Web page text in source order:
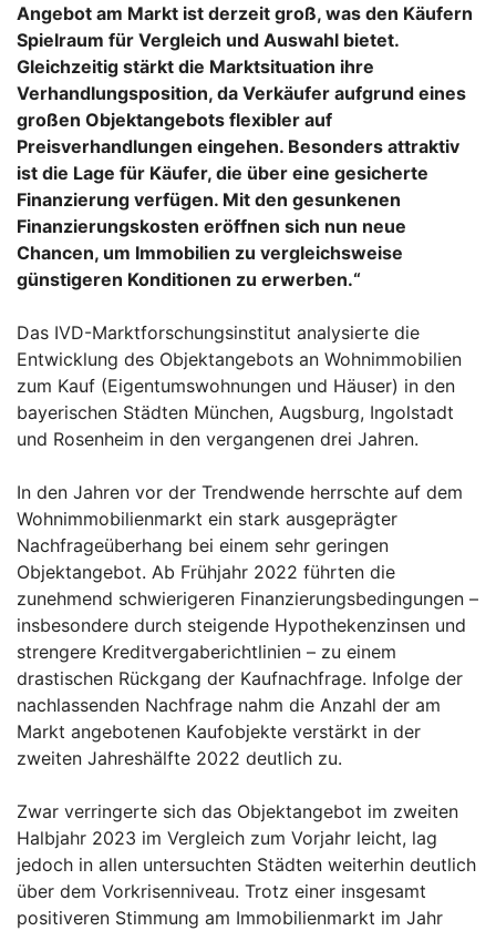
Angebot am Markt ist derzeit groß, was den Käufern
Spielraum für Vergleich und Auswahl bietet.
Gleichzeitig stärkt die Marktsituation ihre
Verhandlungsposition, da Verkäufer aufgrund eines
großen Objektangebots flexibler auf
Preisverhandlungen eingehen. Besonders attraktiv
ist die Lage für Käufer, die über eine gesicherte
Finanzierung verfügen. Mit den gesunkenen
Finanzierungskosten eröffnen sich nun neue
Chancen, um Immobilien zu vergleichsweise
günstigeren Konditionen zu erwerben.“
Das IVD-Marktforschungsinstitut analysierte die
Entwicklung des Objektangebots an Wohnimmobilien
zum Kauf (Eigentumswohnungen und Häuser) in den
bayerischen Städten München, Augsburg, Ingolstadt
und Rosenheim in den vergangenen drei Jahren.
In den Jahren vor der Trendwende herrschte auf dem
Wohnimmobilienmarkt ein stark ausgeprägter
Nachfrageüberhang bei einem sehr geringen
Objektangebot. Ab Frühjahr 2022 führten die
zunehmend schwierigeren Finanzierungsbedingungen –
insbesondere durch steigende Hypothekenzinsen und
strengere Kreditvergaberichtlinien – zu einem
drastischen Rückgang der Kaufnachfrage. Infolge der
nachlassenden Nachfrage nahm die Anzahl der am
Markt angebotenen Kaufobjekte verstärkt in der
zweiten Jahreshälfte 2022 deutlich zu.
Zwar verringerte sich das Objektangebot im zweiten
Halbjahr 2023 im Vergleich zum Vorjahr leicht, lag
jedoch in allen untersuchten Städten weiterhin deutlich
über dem Vorkrisenniveau. Trotz einer insgesamt
positiveren Stimmung am Immobilienmarkt im Jahr